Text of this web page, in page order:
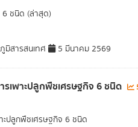
ชนิด (ล่าสุด)
มิสารสนเทศ 5 มีนาคม 2569
เพาะปลูกพืชเศรษฐกิจ 6 ชนิด
ะปลูกพืชเศรษฐกิจ 6 ชนิด